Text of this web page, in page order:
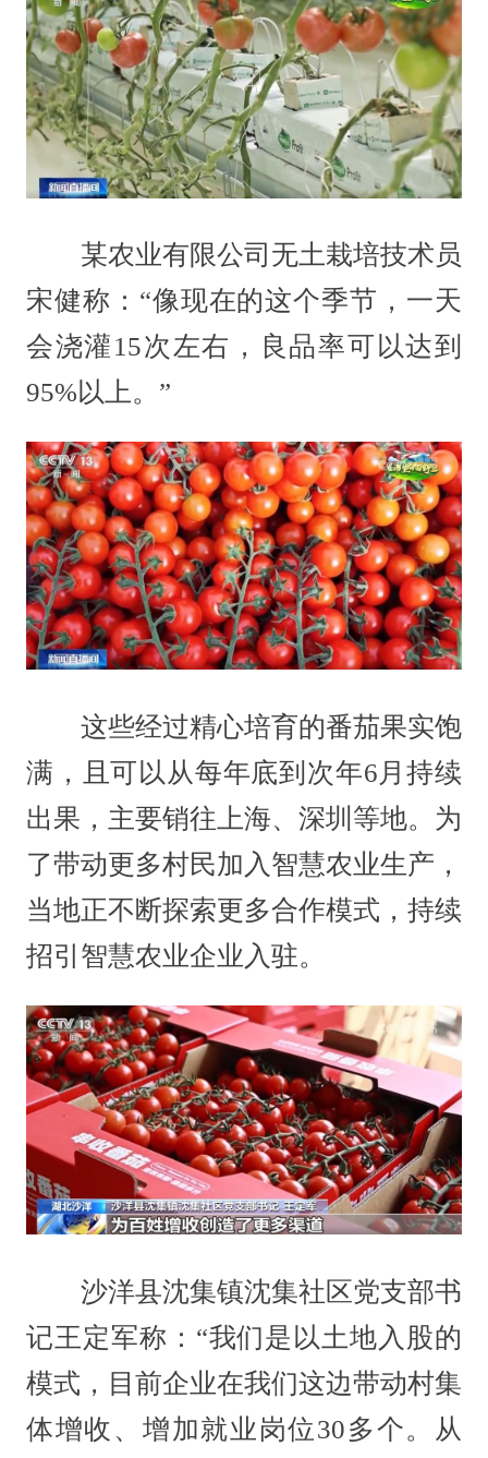
某农业有限公司无土栽培技术员
宋健称：“像现在的这个季节，一天
会浇灌15次左右，良品率可以达到
95%以上。”
这些经过精心培育的番茄果实饱
满，且可以从每年底到次年6月持续
出果，主要销往上海、深圳等地。为
了带动更多村民加入智慧农业生产，
当地正不断探索更多合作模式，持续
招引智慧农业企业入驻。
沙洋县沈集镇沈集社区党支部书
记王定军称：“我们是以土地入股的
模式，目前企业在我们这边带动村集
体增收、增加就业岗位30多个。从